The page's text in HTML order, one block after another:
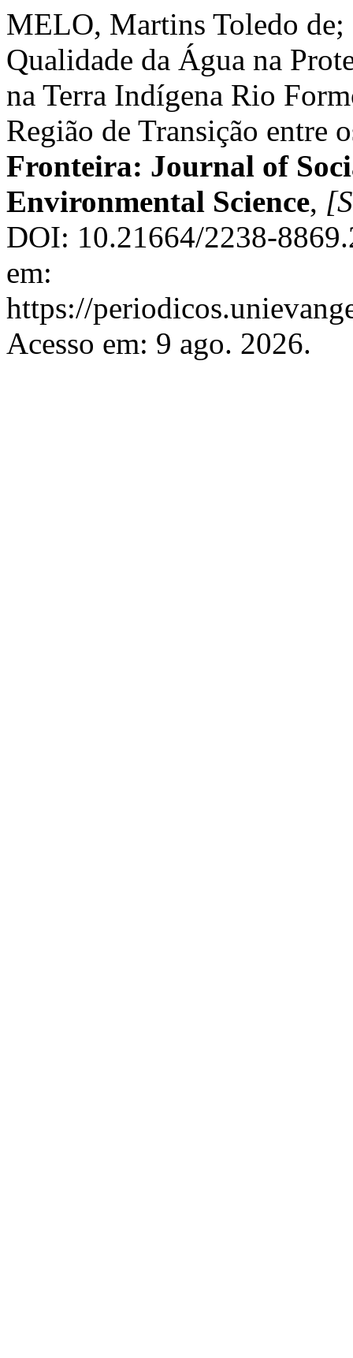
MELO, Martins Toledo
Qualidade da Água na
na Terra Indígena Rio
Região de Transição entre
Fronteira: Journal of
Environmental Science,
DOI: 10.21664/2238-
em:
https://
Acesso em: 9 ago. 2026.